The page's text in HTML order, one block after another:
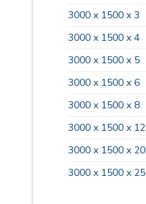
3000 x 1500 x 3
3000 x 1500 x 4
3000 x 1500 x 5
3000 x 1500 x 6
3000 x 1500 x 8
3000 x 1500 x 12
3000 x 1500 x 20
3000 x 1500 x 25